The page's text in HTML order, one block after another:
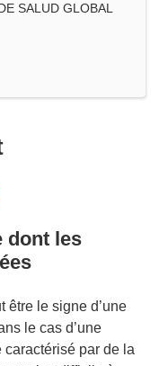
SALUD GLOBAL
dont les
être le signe d’une
le cas d’une
par de la